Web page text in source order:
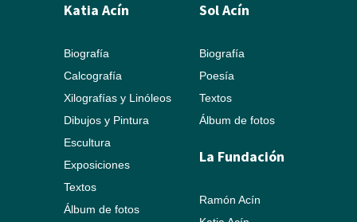
Katia Acín
Biografía
Calcografía
Xilografías y Linóleos
Dibujos y Pintura
Escultura
Exposiciones
Textos
Álbum de fotos
Sol Acín
Biografía
Poesía
Textos
Álbum de fotos
La Fundación
Ramón Acín